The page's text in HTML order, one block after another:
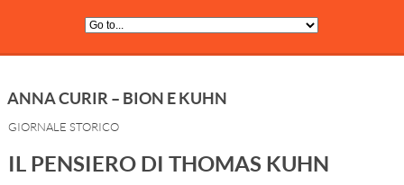
ANNA CURIR – BION E KUHN
GIORNALE STORICO
IL PENSIERO DI THOMAS KUHN